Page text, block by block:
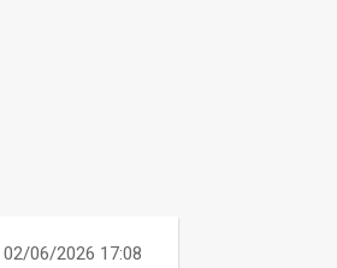
02/06/2026 17:08